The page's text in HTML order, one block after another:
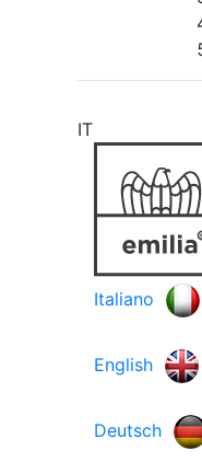
IT
Italiano
English
Deutsch